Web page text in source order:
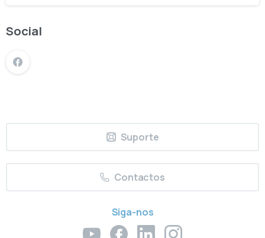
Social
Suporte
Contactos
Siga-nos